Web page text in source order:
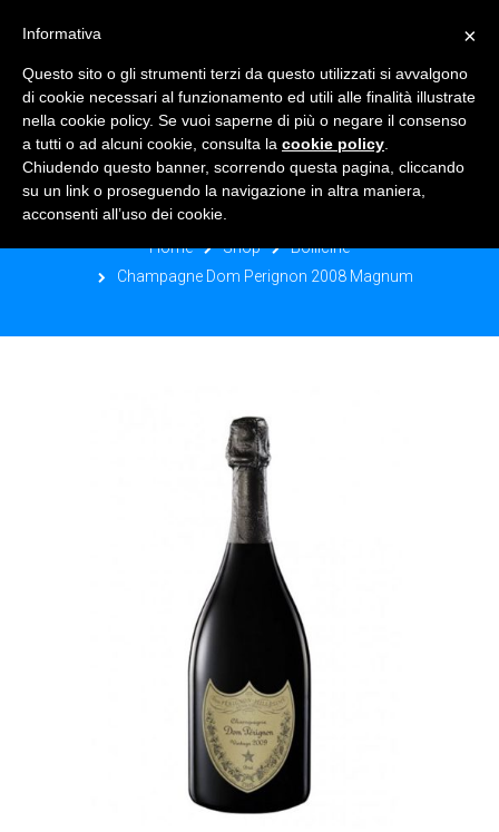
CHAMPAGNE DOM PERIGNON 2008
MAGNUM
Home Shop
Bollicine
Champagne Dom Perignon 2008 Magnum
×
Informativa
Questo sito o gli strumenti terzi da questo utilizzati si avvalgono
di cookie necessari al funzionamento ed utili alle finalità illustrate
nella cookie policy. Se vuoi saperne di più o negare il consenso
a tutti o ad alcuni cookie, consulta la cookie policy
Chiudendo questo banner, scorrendo questa pagina, cliccando
su un link o proseguendo la navigazione in altra maniera,
acconsenti all’uso dei cookie.